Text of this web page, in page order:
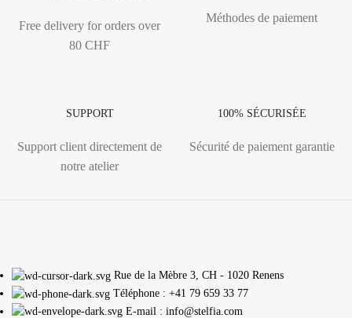
Free delivery for orders over
80 CHF
Méthodes de paiement
SUPPORT
Support client directement de
notre atelier
100% SÉCURISÉE
Sécurité de paiement garantie
Rue de la Mèbre 3, CH - 1020 Renens
Téléphone : +41 79 659 33 77
E-mail : info@stelfia.com